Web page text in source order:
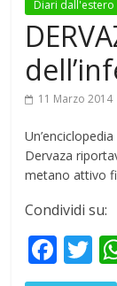
Diari dall'estero
11 Marzo 2014
Dervaza
metano attivo
Condividi su:
F
ac
T
w